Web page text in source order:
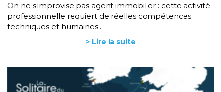
On ne s’improvise pas agent immobilier : cette activité
professionnelle requiert de réelles compétences
techniques et humaines...
> Lire la suite